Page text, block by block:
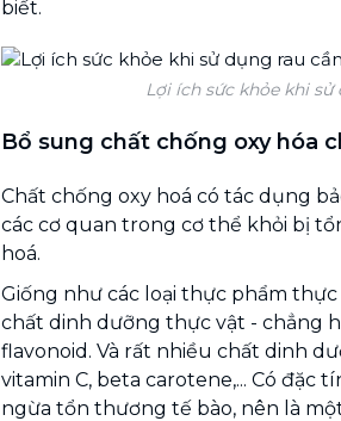
biết.
Lợi ích sức khỏe khi sử
Bổ sung chất chống oxy hóa
Chất chống oxy hoá có tác dụng
các cơ quan trong cơ thể khỏi bị
hoá.
Giống như các loại thực phẩm thực
chất dinh dưỡng thực vật - chẳng
flavonoid. Và rất nhiều chất dinh
vitamin C, beta carotene,... Có đặc
ngừa tổn thương tế bào, nên là